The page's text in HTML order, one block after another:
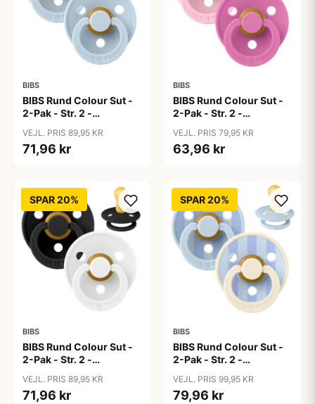
BIBS
BIBS Rund Colour Sut -
2-Pak - Str. 2 -
Blue/Baby Blue
VEJL. PRIS 89,95 KR
71,96 kr
BIBS
BIBS Rund Colour Sut -
2-Pak - Str. 2 -
Pink/Bubblegum
VEJL. PRIS 79,95 KR
63,96 kr
SPAR 20%
BIBS
BIBS Rund Colour Sut -
2-Pak - Str. 2 -
Black/White
VEJL. PRIS 89,95 KR
71,96 kr
SPAR 20%
BIBS
BIBS Rund Colour Sut -
2-Pak - Str. 2 -
Studio - Baby Blue/Dusty
Blue Mix
VEJL. PRIS 99,95 KR
79,96 kr